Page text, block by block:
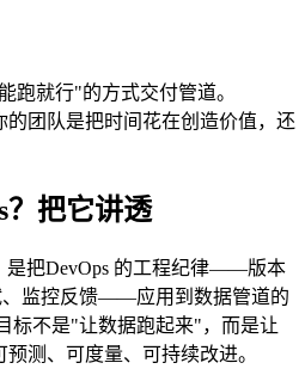
跑就行"的方式交付管道。
的团队是把时间花在创造价值，还
？把它讲透
是把DevOps 的工程纪律——版本
、监控反馈——应用到数据管道的
标不是"让数据跑起来"，而是让
测、可度量、可持续改进。